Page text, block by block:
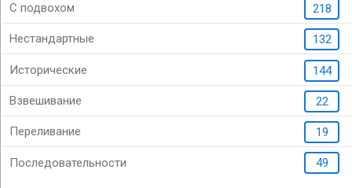
С подвохом 218
Нестандартные 132
Исторические 144
Взвешивание 22
Переливание 19
Последовательности 49